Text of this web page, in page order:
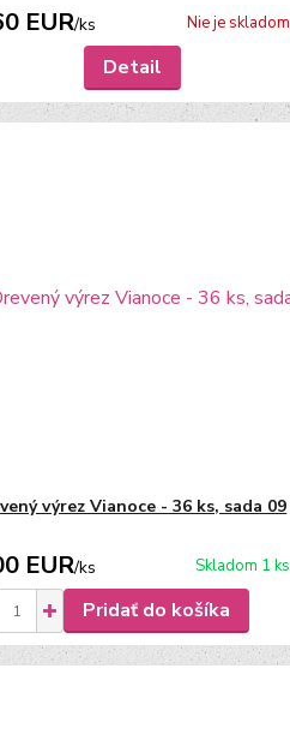
EUR/ks Nie je skladom
Detail
výrez Vianoce - 36 ks, sada 09
EUR/ks Skladom 1 ks
Pridať do košíka